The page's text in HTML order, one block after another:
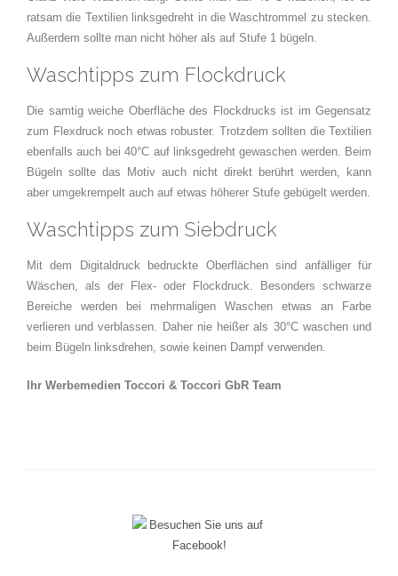
ratsam die Textilien linksgedreht in die Waschtrommel zu stecken.
Außerdem sollte man nicht höher als auf Stufe 1 bügeln.
Waschtipps zum Flockdruck
Die samtig weiche Oberfläche des Flockdrucks ist im Gegensatz
zum Flexdruck noch etwas robuster. Trotzdem sollten die Textilien
ebenfalls auch bei 40°C auf linksgedreht gewaschen werden. Beim
Bügeln sollte das Motiv auch nicht direkt berührt werden, kann
aber umgekrempelt auch auf etwas höherer Stufe gebügelt werden.
Waschtipps zum Siebdruck
Mit dem Digitaldruck bedruckte Oberflächen sind anfälliger für
Wäschen, als der Flex- oder Flockdruck. Besonders schwarze
Bereiche werden bei mehrmaligen Waschen etwas an Farbe
verlieren und verblassen. Daher nie heißer als 30°C waschen und
beim Bügeln linksdrehen, sowie keinen Dampf verwenden.
Ihr Werbemedien Toccori & Toccori GbR Team